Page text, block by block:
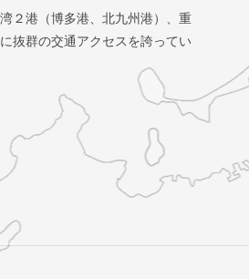
２港（博多港、北九州港）、重
抜群の交通アクセスを誇ってい